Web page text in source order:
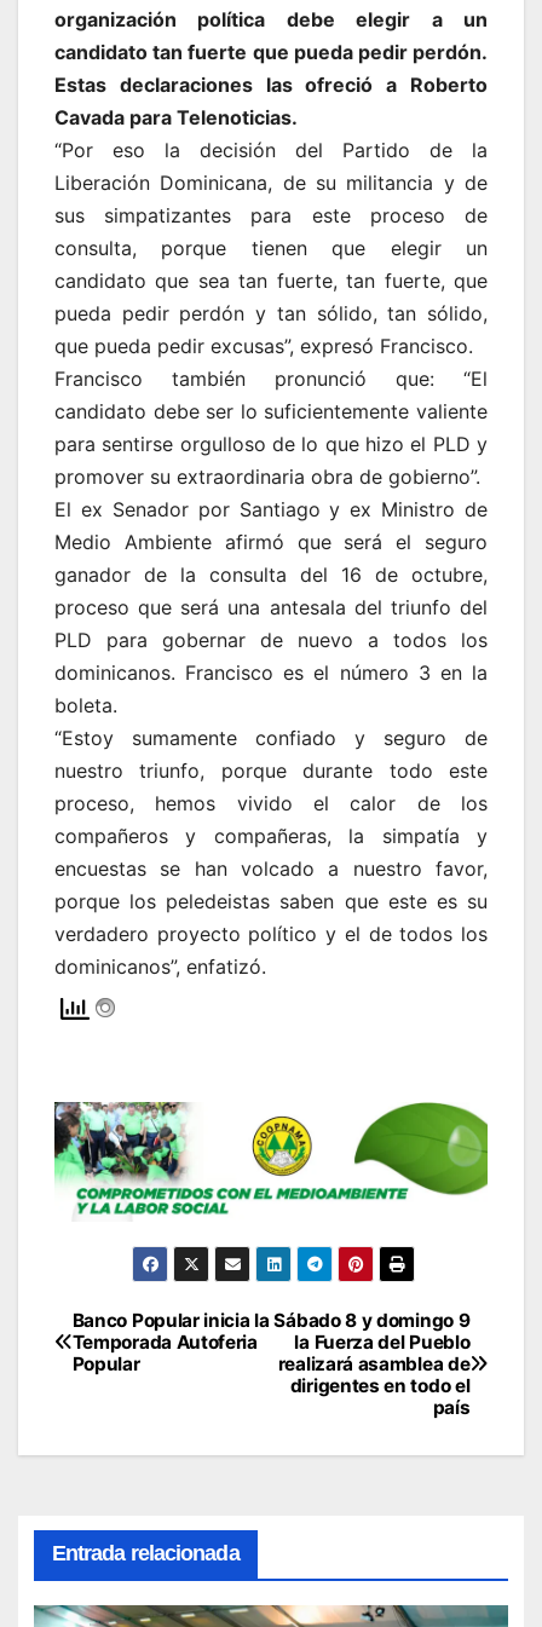
organización política debe elegir a un
candidato tan fuerte que pueda pedir perdón.
Estas declaraciones las ofreció a Roberto
Cavada para Telenoticias.
“Por eso la decisión del Partido de la
Liberación Dominicana, de su militancia y de
sus simpatizantes para este proceso de
consulta, porque tienen que elegir un
candidato que sea tan fuerte, tan fuerte, que
pueda pedir perdón y tan sólido, tan sólido,
que pueda pedir excusas”, expresó Francisco.
Francisco también pronunció que: “El
candidato debe ser lo suficientemente valiente
para sentirse orgulloso de lo que hizo el PLD y
promover su extraordinaria obra de gobierno”.
El ex Senador por Santiago y ex Ministro de
Medio Ambiente afirmó que será el seguro
ganador de la consulta del 16 de octubre,
proceso que será una antesala del triunfo del
PLD para gobernar de nuevo a todos los
dominicanos. Francisco es el número 3 en la
boleta.
“Estoy sumamente confiado y seguro de
nuestro triunfo, porque durante todo este
proceso, hemos vivido el calor de los
compañeros y compañeras, la simpatía y
encuestas se han volcado a nuestro favor,
porque los peledeistas saben que este es su
verdadero proyecto político y el de todos los
dominicanos”, enfatizó.
Navegación
de
Sábado 8 y domingo 9
la Fuerza del Pueblo
realizará asamblea de
dirigentes en todo el
país
Banco Popular inicia la
Temporada Autoferia
Popular
Entrada relacionada